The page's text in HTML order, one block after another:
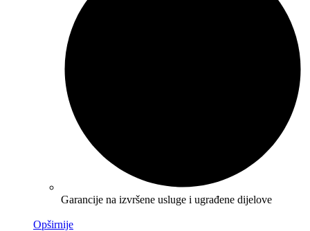
Garancije na izvršene usluge i ugrađene dijelove
Opširnije